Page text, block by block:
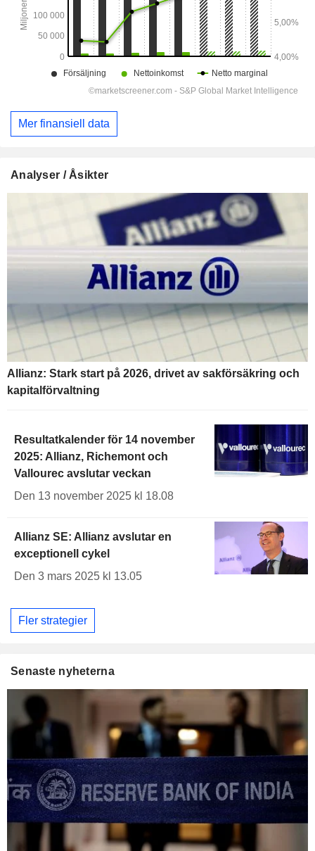
Mer finansiell data
Analyser / Åsikter
Allianz: Stark start på 2026, drivet av sakförsäkring och
kapitalförvaltning
Resultatkalender för 14 november
2025: Allianz, Richemont och
Vallourec avslutar veckan
Den 13 november 2025 kl 18.08
Allianz SE: Allianz avslutar en
exceptionell cykel
Den 3 mars 2025 kl 13.05
Fler strategier
Senaste nyheterna